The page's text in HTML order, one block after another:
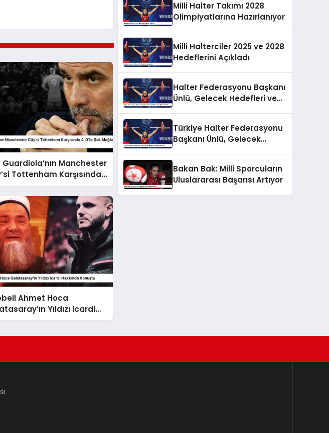
Guardiola’nın Manchester
Tottenham Karşısında
Şok Mağlubiyeti Aldı
Ahmet Hoca
Yıldızı Icardi
Konuştu
Milli Halter Takımı 2028
Olimpiyatlarına Hazırlanıyor
Milli Halterciler 2025 ve 2028
Hedeflerini Açıkladı
Halter Federasyonu Başkanı
Ünlü, Gelecek Hedefleri ve
Türkiye Halter Federasyonu
Başkanı Ünlü, Gelecek
Bakan Bak: Milli Sporcuların
Uluslararası Başarısı Artıyor